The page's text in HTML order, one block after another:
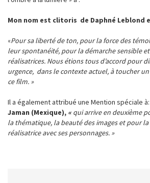
Mon nom est clitoris de Daphné Leblond
«Pour sa liberté de ton, pour la force des
leur spontanéité, pour la démarche sensible
réalisatrices. Nous étions tous d’accord pour
urgence, dans le contexte actuel, à toucher
ce film. »
Il a également attribué une Mention spéciale à:
Jaman (Mexique), «quiarrive en deuxième
la thématique, la beauté des imageset pour
réalisatrice avec ses personnages. »